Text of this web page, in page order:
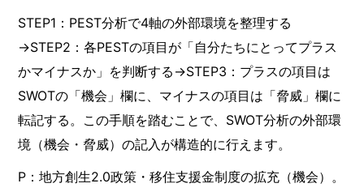
STEP1：PEST分析で4軸の外部環境を整理する
→STEP2：各PESTの項目が「自分たちにとってプラス
かマイナスか」を判断する→STEP3：プラスの項目は
SWOTの「機会」欄に、マイナスの項目は「脅威」欄に
転記する。この手順を踏むことで、SWOT分析の外部環
境（機会・脅威）の記入が構造的に行えます。
P：地方創生2.0政策・移住支援金制度の拡充（機会）。